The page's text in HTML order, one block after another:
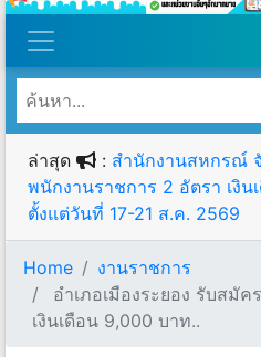
ล่าสุด : สำนักงานสหกรณ์
พนักงานราชการ 2 อัตรา เงิน
ตั้งแต่วันที่ 17-21 ส.ค. 2569
Home
งานราชการ
อําเภอเมืองระยอง รับสมัค
เงินเดือน 9,000 บาท..